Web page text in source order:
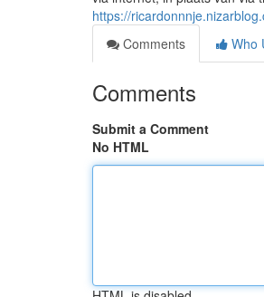
https://
Comments
Who
Comments
Submit a Comment
No HTML